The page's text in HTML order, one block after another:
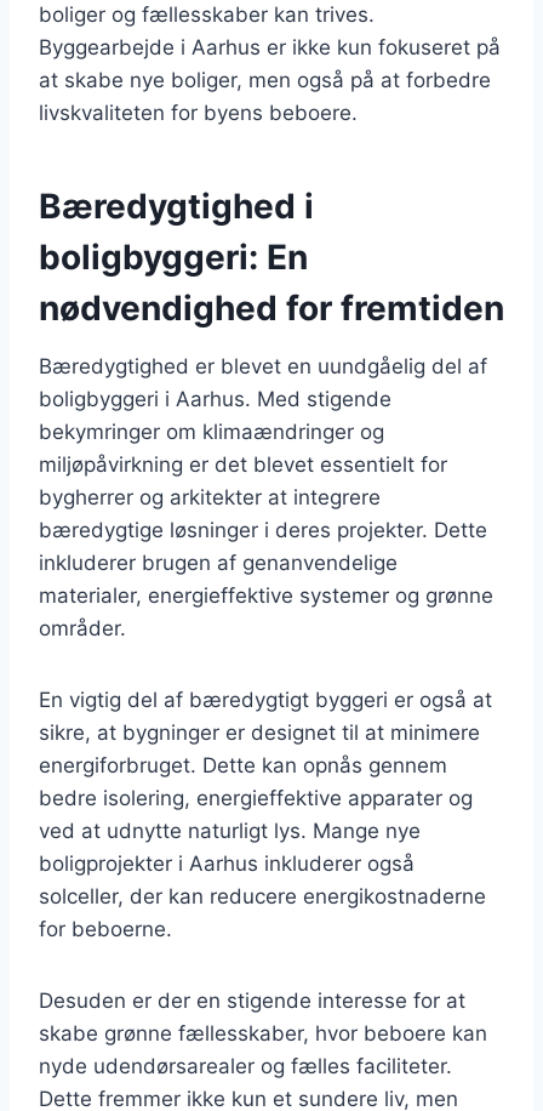
boliger og fællesskaber kan trives.
Byggearbejde i Aarhus er ikke kun fokuseret på
at skabe nye boliger, men også på at forbedre
livskvaliteten for byens beboere.
Bæredygtighed i
boligbyggeri: En
nødvendighed for fremtiden
Bæredygtighed er blevet en uundgåelig del af
boligbyggeri i Aarhus. Med stigende
bekymringer om klimaændringer og
miljøpåvirkning er det blevet essentielt for
bygherrer og arkitekter at integrere
bæredygtige løsninger i deres projekter. Dette
inkluderer brugen af genanvendelige
materialer, energieffektive systemer og grønne
områder.
En vigtig del af bæredygtigt byggeri er også at
sikre, at bygninger er designet til at minimere
energiforbruget. Dette kan opnås gennem
bedre isolering, energieffektive apparater og
ved at udnytte naturligt lys. Mange nye
boligprojekter i Aarhus inkluderer også
solceller, der kan reducere energikostnaderne
for beboerne.
Desuden er der en stigende interesse for at
skabe grønne fællesskaber, hvor beboere kan
nyde udendørsarealer og fælles faciliteter.
Dette fremmer ikke kun et sundere liv, men